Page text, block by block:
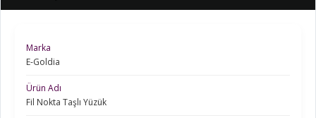
Marka
E-Goldia
Ürün Adı
Fil Nokta Taşlı Yüzük